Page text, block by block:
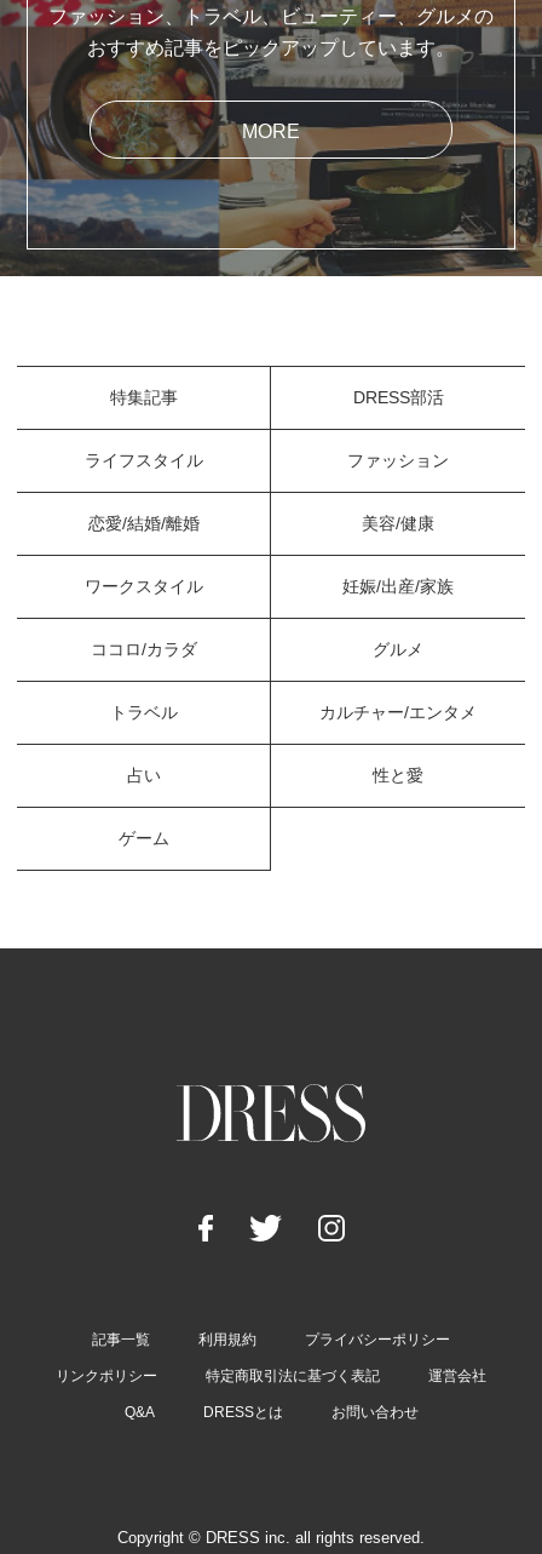
ファッション、トラベル、ビューティー、グルメの
おすすめ記事をピックアップしています。
MORE
特集記事 DRESS部活
ライフスタイル ファッション
恋愛/結婚/離婚 美容/健康
ワークスタイル 妊娠/出産/家族
ココロ/カラダ グルメ
トラベル カルチャー/エンタメ
占い 性と愛
ゲーム
記事一覧 利用規約 プライバシーポリシー
リンクポリシー 特定商取引法に基づく表記 運営会社
Q&A DRESSとは お問い合わせ
Copyright © DRESS inc. all rights reserved.